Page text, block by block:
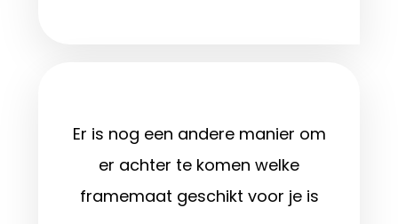
Er is nog een andere manier om
er achter te komen welke
framemaat geschikt voor je is